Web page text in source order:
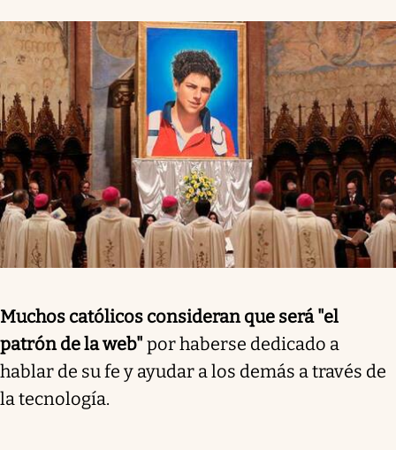
Muchos católicos consideran que será "el
patrón de la web" por haberse dedicado a
hablar de su fe y ayudar a los demás a través de
la tecnología.